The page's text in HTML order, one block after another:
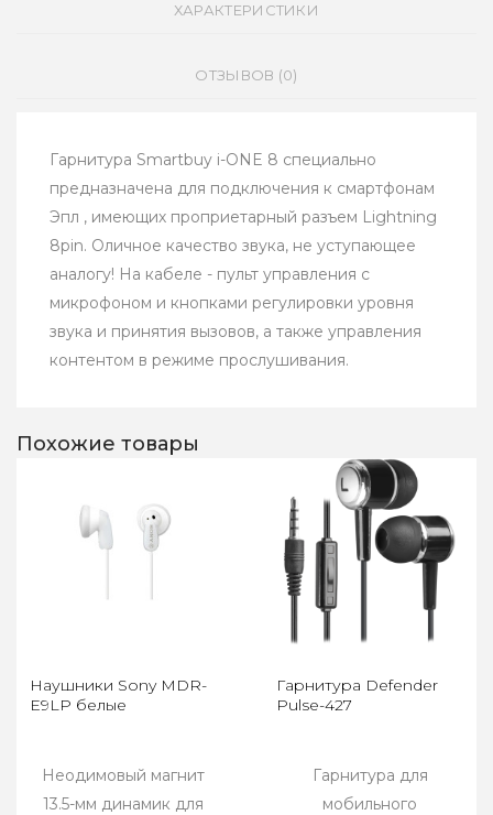
ХАРАКТЕРИСТИКИ
ОТЗЫВОВ (0)
Гарнитура Smartbuy i-ONE 8 специально
предназначена для подключения к смартфонам
Эпл , имеющих проприетарный разъем Lightning
8pin. Оличное качество звука, не уступающее
аналогу! На кабеле - пульт управления с
микрофоном и кнопками регулировки уровня
звука и принятия вызовов, а также управления
контентом в режиме прослушивания.
Похожие товары
Наушники Sony MDR-
E9LP белые
Неодимовый магнит
13.5-мм динамик для
Гарнитура Defender
Pulse-427
Гарнитура для
мобильного